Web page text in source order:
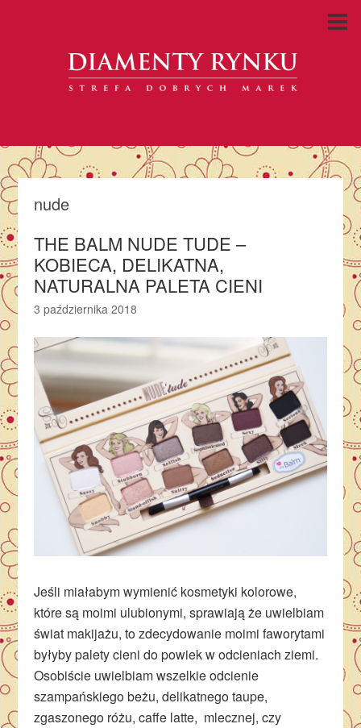
nude
THE BALM NUDE TUDE –
KOBIECA, DELIKATNA,
NATURALNA PALETA CIENI
3 października 2018
Jeśli miałabym wymienić kosmetyki kolorowe,
które są moimi ulubionymi, sprawiają że uwielbiam
świat makijażu, to zdecydowanie moimi faworytami
byłyby palety cieni do powiek w odcieniach ziemi.
Osobiście uwielbiam wszelkie odcienie
szampańskiego beżu, delikatnego taupe,
zgaszonego różu, caffe latte, mlecznej, czy